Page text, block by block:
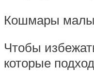
Кошмары
Чтобы
которые